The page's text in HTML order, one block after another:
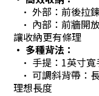
• 外部：前後拉
• 內部：前牆開
讓收納更有條理
• 多種背法：
• 手提：1英寸寬
• 可調斜背帶：
理想長度